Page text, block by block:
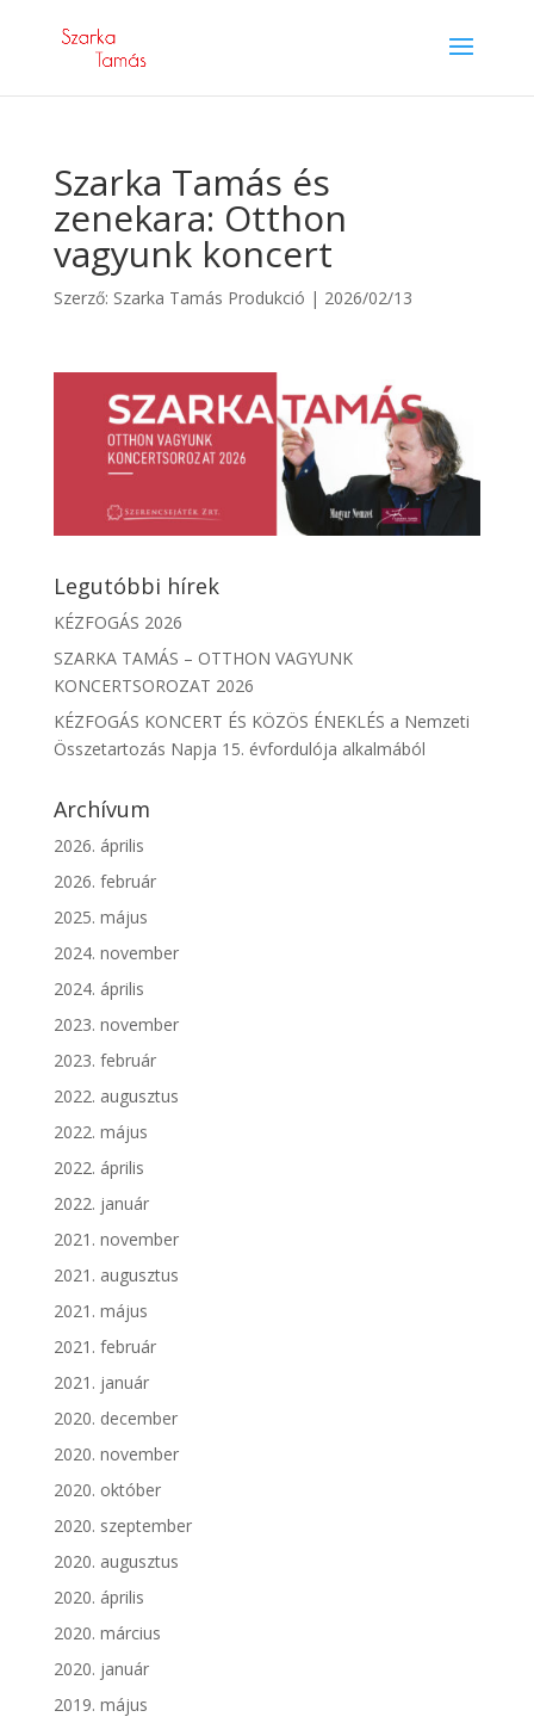
Szarka Tamás és
zenekara: Otthon
vagyunk koncert
Szerző: Szarka Tamás Produkció | 2026/02/13
Legutóbbi hírek
KÉZFOGÁS 2026
SZARKA TAMÁS – OTTHON VAGYUNK
KONCERTSOROZAT 2026
KÉZFOGÁS KONCERT ÉS KÖZÖS ÉNEKLÉS a Nemzeti
Összetartozás Napja 15. évfordulója alkalmából
Archívum
2026. április
2026. február
2025. május
2024. november
2024. április
2023. november
2023. február
2022. augusztus
2022. május
2022. április
2022. január
2021. november
2021. augusztus
2021. május
2021. február
2021. január
2020. december
2020. november
2020. október
2020. szeptember
2020. augusztus
2020. április
2020. március
2020. január
2019. május